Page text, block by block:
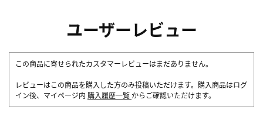
ユーザーレビュー
この商品に寄せられたカスタマーレビューはまだありません。
レビューはこの商品を購入した方のみ投稿いただけます。購入商品はログ
イン後、マイページ内 購入履歴一覧 からご確認いただけます。